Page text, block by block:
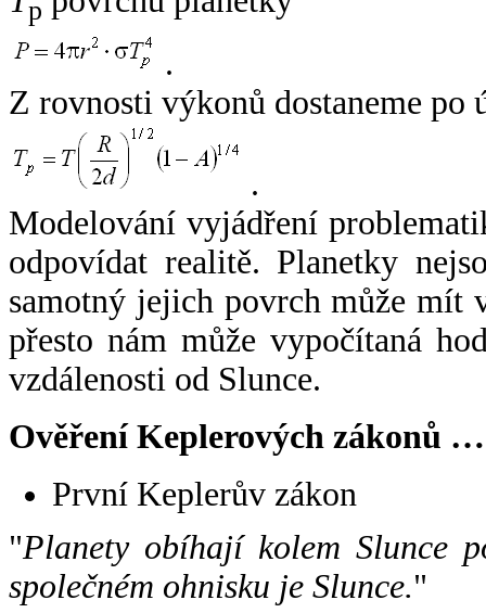
p
.
Z rovnosti výkonů dostaneme po
.
Modelování vyjádření
odpovídat realitě. Planetky
samotný jejich povrch může mít
přesto nám může vypočítaná
vzdálenosti od Slunce.
Ověření Keplerových zákonů …
První Keplerův zákon
"Planety obíhají kolem Slunce
společném ohnisku je Slunce."